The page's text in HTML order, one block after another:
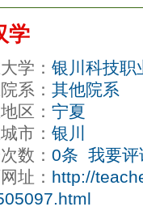
operand97996x
1printdf
blablaenddefin
dfb
dfb989919
methodmulti
学
学： 银川科技职
系： 其他院系
区： 宁夏
市： 银川
数： 0条 我要评
址： http://